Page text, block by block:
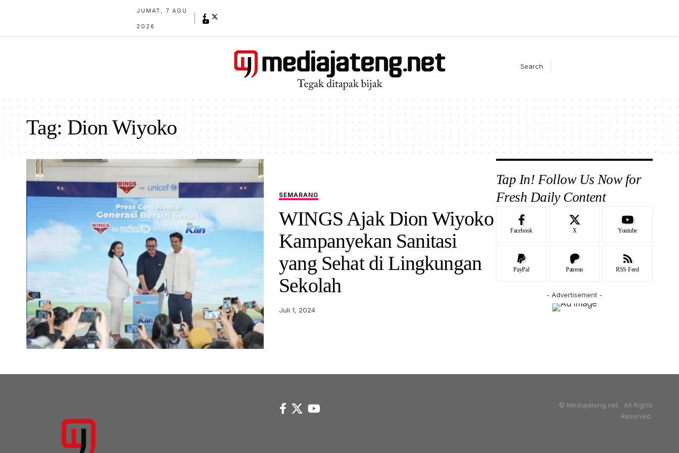
JUMAT, 7 AGU
2026
Search
Tag:Dion Wiyoko
SEMARANG
WINGS Ajak Dion Wiyoko
Kampanyekan Sanitasi
yang Sehat di Lingkungan
Sekolah
Juli 1, 2024
Tap In! Follow Us Now for
Fresh Daily Content
Facebook X Youtube
PayPal Patreon RSS Feed
- Advertisement -
© Mediajateng.net. All Rights
Reserved.